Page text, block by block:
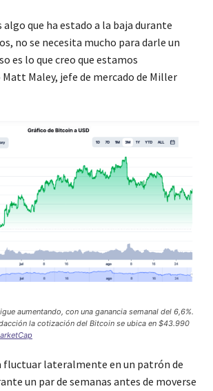
algo que ha estado a la baja durante
no se necesita mucho para darle un
es lo que creo que estamos
Maley, jefe de mercado de Miller
aumentando, con una ganancia semanal del 6,6%.
la cotización del Bitcoin se ubica en $43.990
fluctuar lateralmente en un patrón de
un par de semanas antes de moverse